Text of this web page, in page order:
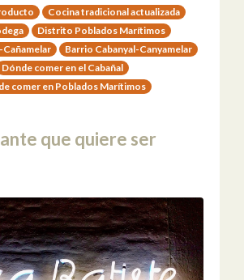
Cocina tradicional actualizada
Distrito Poblados Marítimos
Cañamelar
Barrio Cabanyal-Canyamelar
Dónde comer en el Cabañal
comer en Poblados Marítimos
que quiere ser